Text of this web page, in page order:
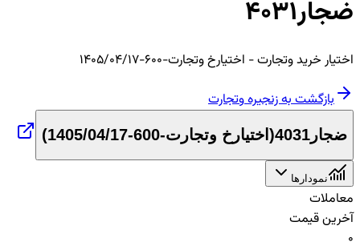
ضجار4031
اختیار خریدوتجارت- اختیارخ وتجارت-600-1405/04/17
بازگشت به زنجیرهوتجارت
ضجار4031 ( اختیارخ وتجارت-600-1405/04/17 )
نمودارها
معاملات
آخرین قیمت